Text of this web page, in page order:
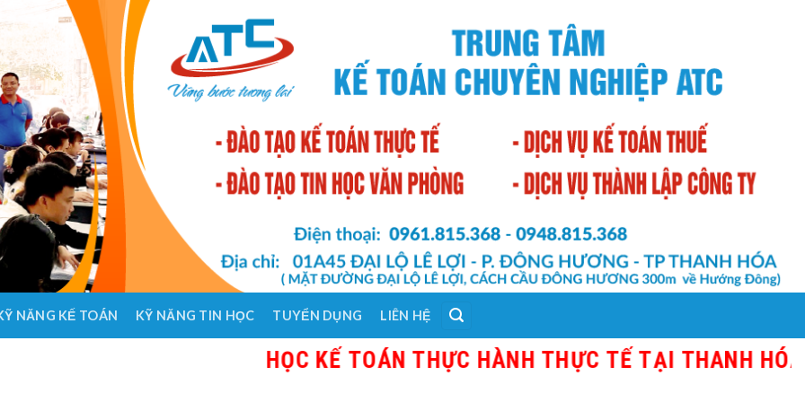
NĂNG KẾ TOÁN KỸ NĂNG TIN HỌC TUYỂN DỤNG LIÊN HỆ
HỌC KẾ TOÁN THỰC HÀNH THỰC TẾ TẠI THANH HÓA -